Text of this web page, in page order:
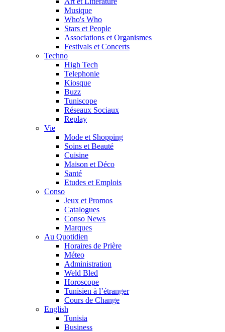
Musique
Who's Who
Stars et People
Associations et Organismes
Festivals et Concerts
Techno
High Tech
Telephonie
Kiosque
Buzz
Tuniscope
Réseaux Sociaux
Replay
Vie
Mode et Shopping
Soins et Beauté
Cuisine
Maison et Déco
Santé
Etudes et Emplois
Conso
Jeux et Promos
Catalogues
Conso News
Marques
Au Quotidien
Horaires de Prière
Méteo
Administration
Weld Bled
Horoscope
Tunisien à l’étranger
Cours de Change
English
Tunisia
Business